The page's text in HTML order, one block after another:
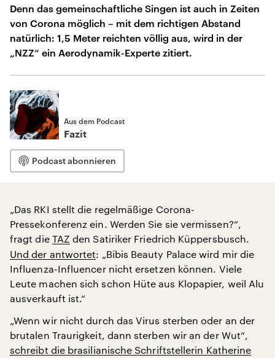
Denn das gemeinschaftliche Singen ist auch in Zeiten
von Corona möglich – mit dem richtigen Abstand
natürlich: 1,5 Meter reichten völlig aus, wird in der
„NZZ“ ein Aerodynamik-Experte zitiert.
Aus dem Podcast
Fazit
Podcast abonnieren
„Das RKI stellt die regelmäßige Corona-
Pressekonferenz ein. Werden Sie sie vermissen?“,
fragt die TAZ den Satiriker Friedrich Küppersbusch.
Und der antwortet: „Bibis Beauty Palace wird mir die
Influenza-Influencer nicht ersetzen können. Viele
Leute machen sich schon Hüte aus Klopapier, weil Alu
ausverkauft ist.“
„Wenn wir nicht durch das Virus sterben oder an der
brutalen Traurigkeit, dann sterben wir an der Wut“,
schreibt die brasilianische Schriftstellerin Katherine